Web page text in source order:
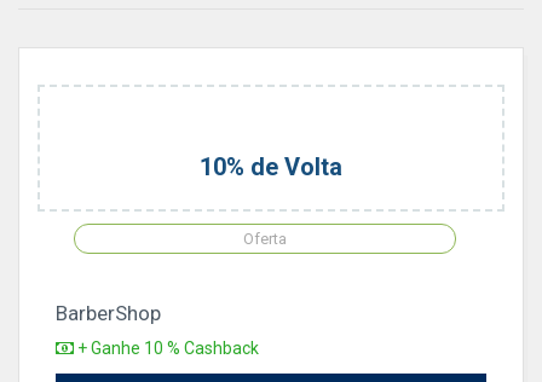
10% de Volta
Oferta
BarberShop
+ Ganhe 10 % Cashback